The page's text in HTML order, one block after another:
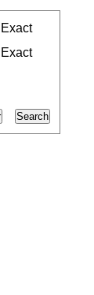
Exact
Exact
Search